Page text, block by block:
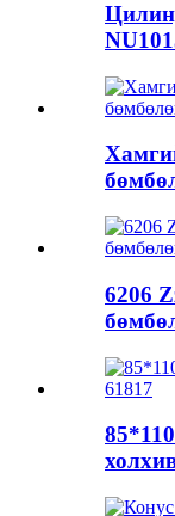
6206